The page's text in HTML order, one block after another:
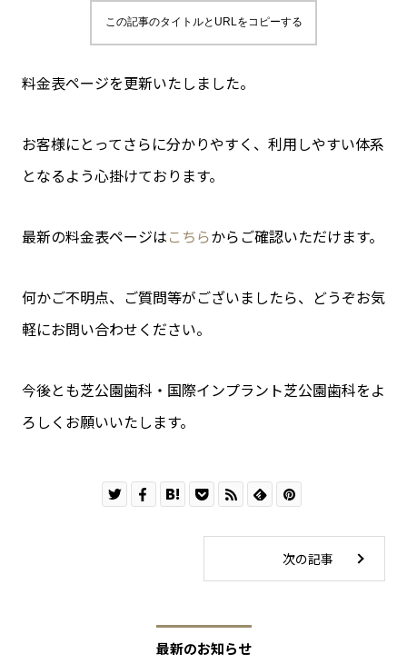
この記事のタイトルとURLをコピーする
料金表ページを更新いたしました。
お客様にとってさらに分かりやすく、利用しやすい体系
となるよう心掛けております。
最新の料金表ページはこちらからご確認いただけます。
何かご不明点、ご質問等がございましたら、どうぞお気
軽にお問い合わせください。
今後とも芝公園歯科・国際インプラント芝公園歯科をよ
ろしくお願いいたします。
次の記事
最新のお知らせ